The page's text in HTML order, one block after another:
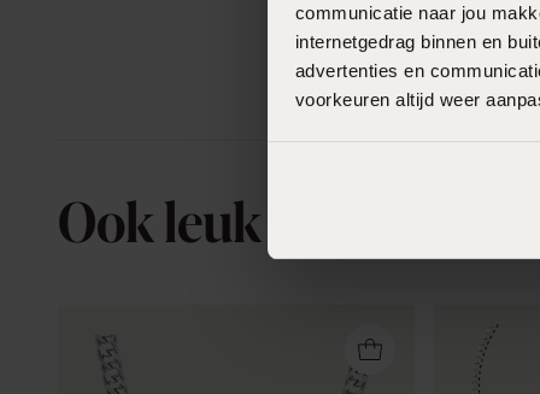
communicatie naar jou
internetgedrag binnen en
advertenties en
voorkeuren altijd weer
Ook leuk voor jou